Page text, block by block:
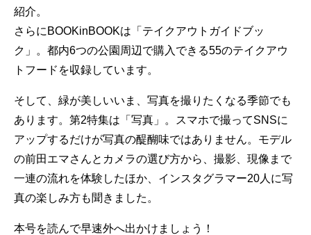
紹介。
さらにBOOKinBOOKは「テイクアウトガイドブッ
ク」。都内6つの公園周辺で購入できる55のテイクアウ
トフードを収録しています。
そして、緑が美しいいま、写真を撮りたくなる季節でも
あります。第2特集は「写真」。スマホで撮ってSNSに
アップするだけが写真の醍醐味ではありません。モデル
の前田エマさんとカメラの選び方から、撮影、現像まで
一連の流れを体験したほか、インスタグラマー20人に写
真の楽しみ方も聞きました。
本号を読んで早速外へ出かけましょう！